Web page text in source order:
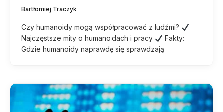
Bartłomiej Traczyk
Czy humanoidy mogą współpracować z ludźmi?
Najczęstsze mity o humanoidach i pracy
Fakty:
Gdzie humanoidy naprawdę się sprawdzają